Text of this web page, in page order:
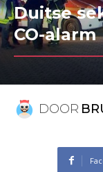
Duitse
CO-alarm
DOOR